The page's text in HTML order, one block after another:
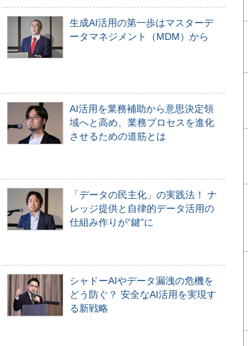
生成AI活用の第一歩はマスターデ
ータマネジメント（MDM）から
AI活用を業務補助から意思決定領
域へと高め、業務プロセスを進化
させるための道筋とは
「データの民主化」の実践法！ ナ
レッジ提供と自律的データ活用の
仕組み作りが“鍵”に
シャドーAIやデータ漏洩の危機を
どう防ぐ？ 安全なAI活用を実現す
る新戦略